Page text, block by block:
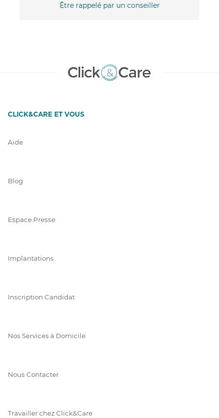
Être rappelé par un conseiller
CLICK&CARE ET VOUS
Aide
Blog
Espace Presse
Implantations
Inscription Candidat
Nos Services à Domicile
Nous Contacter
Travailler chez Click&Care